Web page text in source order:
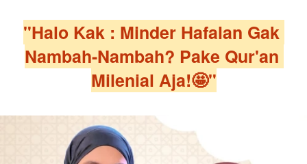
"Halo Kak : Minder Hafalan Gak
Nambah-Nambah? Pake Qur'an
Milenial Aja!🤩"